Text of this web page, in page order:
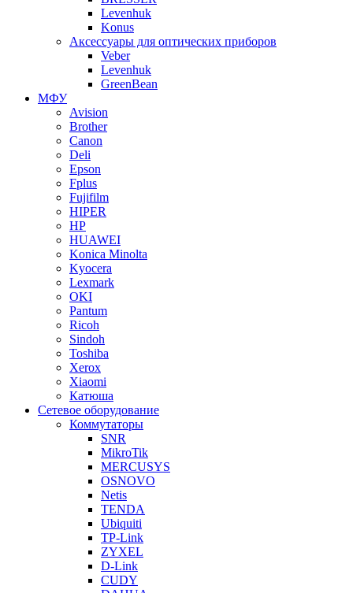
Levenhuk
Konus
Аксессуары для оптических приборов
Veber
Levenhuk
GreenBean
МФУ
Avision
Brother
Canon
Deli
Epson
Fplus
Fujifilm
HIPER
HP
HUAWEI
Konica Minolta
Kyocera
Lexmark
OKI
Pantum
Ricoh
Sindoh
Toshiba
Xerox
Xiaomi
Катюша
Сетевое оборудование
Коммутаторы
SNR
MikroTik
MERCUSYS
OSNOVO
Netis
TENDA
Ubiquiti
TP-Link
ZYXEL
D-Link
CUDY